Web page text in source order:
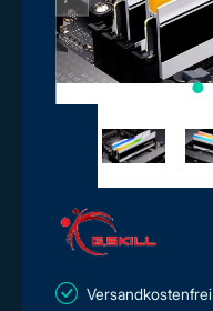
Versandkostenfrei